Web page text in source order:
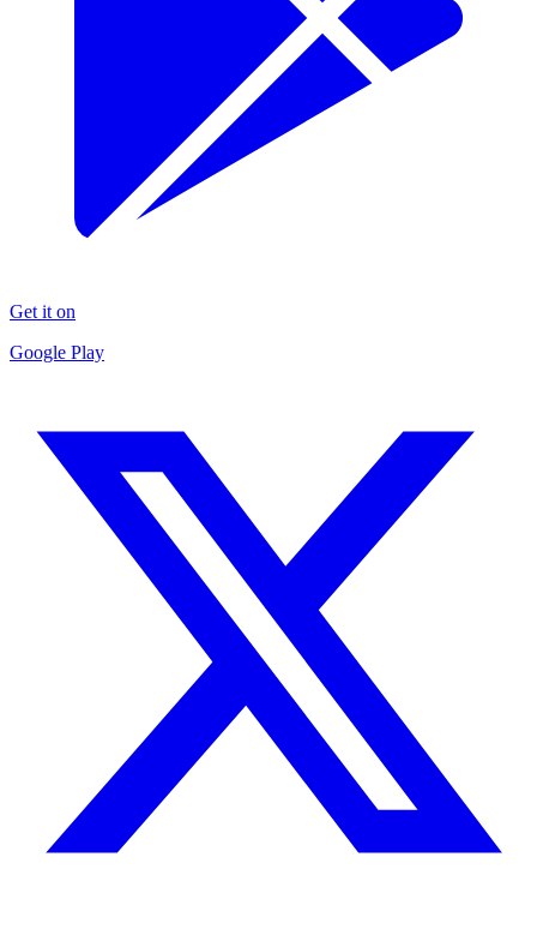
Get it on
Google Play